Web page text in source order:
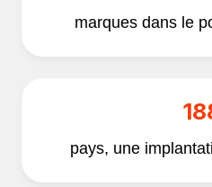
marques dans le
pays, une